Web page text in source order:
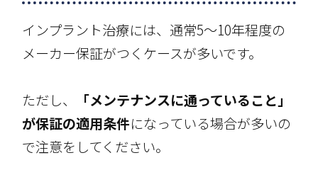
インプラント治療には、通常5～10年程度の
メーカー保証がつくケースが多いです。
ただし、
「メンテナンスに通っていること」
が保証の適用条件になっている場合が多いの
で注意をしてください。